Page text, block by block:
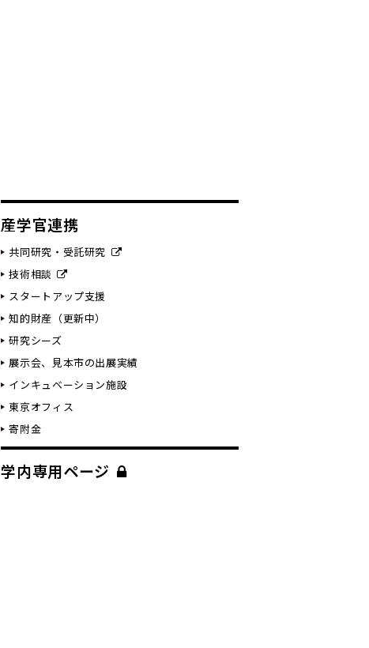
産学官連携
共同研究・受託研究
技術相談
スタートアップ支援
知的財産（更新中）
研究シーズ
展示会、見本市の出展実績
インキュベーション施設
東京オフィス
寄附金
学内専用ページ